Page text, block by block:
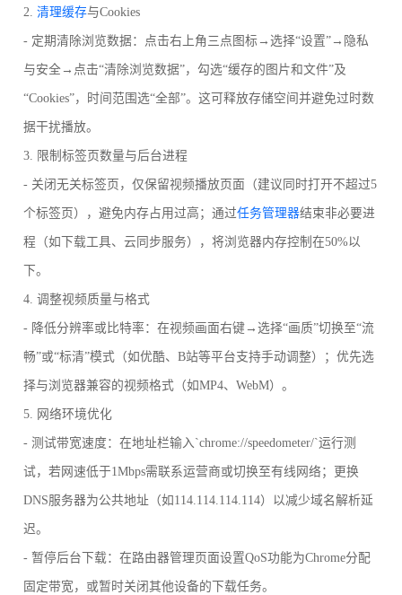
2. 清理缓存与Cookies
- 定期清除浏览数据：点击右上角三点图标→选择“设置”→隐私
与安全→点击“清除浏览数据”，勾选“缓存的图片和文件”及
“Cookies”，时间范围选“全部”。这可释放存储空间并避免过时数
据干扰播放。
3. 限制标签页数量与后台进程
- 关闭无关标签页，仅保留视频播放页面（建议同时打开不超过5
个标签页），避免内存占用过高；通过任务管理器结束非必要进
程（如下载工具、云同步服务），将浏览器内存控制在50%以
下。
4. 调整视频质量与格式
- 降低分辨率或比特率：在视频画面右键→选择“画质”切换至“流
畅”或“标清”模式（如优酷、B站等平台支持手动调整）；优先选
择与浏览器兼容的视频格式（如MP4、WebM）。
5. 网络环境优化
- 测试带宽速度：在地址栏输入`chrome://speedometer/`运行测
试，若网速低于1Mbps需联系运营商或切换至有线网络；更换
DNS服务器为公共地址（如114.114.114.114）以减少域名解析延
迟。
- 暂停后台下载：在路由器管理页面设置QoS功能为Chrome分配
固定带宽，或暂时关闭其他设备的下载任务。